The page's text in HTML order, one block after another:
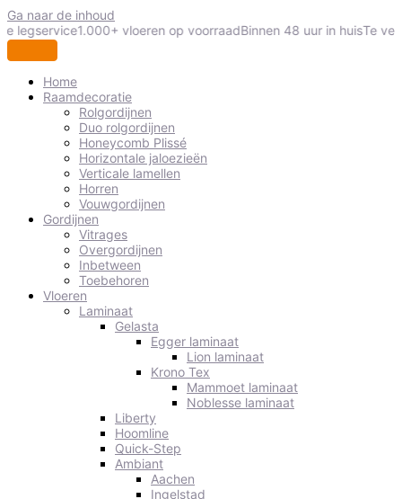
Ga naar de inhoud
legservice1.000+ vloeren op voorraadBinnen 48 uur in huisTe
Home
Raamdecoratie
Rolgordijnen
Duo rolgordijnen
Honeycomb Plissé
Horizontale jaloezieën
Verticale lamellen
Horren
Vouwgordijnen
Gordijnen
Vitrages
Overgordijnen
Inbetween
Toebehoren
Vloeren
Laminaat
Gelasta
Egger laminaat
Lion laminaat
Krono Tex
Mammoet laminaat
Noblesse laminaat
Liberty
Hoomline
Quick-Step
Ambiant
Aachen
Ingelstad